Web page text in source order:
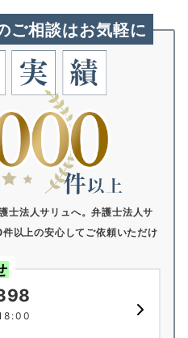
ご相談はお気軽に
士法人サリュへ。弁護士法人サ
以上の安心してご依頼いただけ